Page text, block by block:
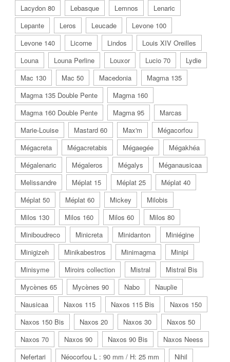
Lacydon 80
Lebasque Lemnos
Lenaric
Lepante
Leros Leucade
Levone 100
Levone 140
Licorne Lindos
Louis XIV Oreilles
Louna
Louna Perline Louxor Lucio 70
Lydie
Mac 130
Mac 50 Macedonia
Magma 135
Magma 135 Double Pente
Magma 160
Magma 160 Double Pente
Magma 95
Marcas
Marie-Louise
Mastard 60 Max'm
Mégacorfou
Mégacreta
Mégacretabis Mégaegée
Mégakhéa
Mégalenaric
Mégaleros Mégalys
Méganausicaa
Melissandre
Méplat 15 Méplat 25
Méplat 40
Méplat 50
Méplat 60 Mickey
Milobis
Milos 130
Milos 160 Milos 60
Milos 80
Miniboudreco
Minicreta Minidanton
Miniégine
Minigizeh
Minikabestros Minimagma
Minipi
Minisyme
Miroirs collection Mistral
Mistral Bis
Mycènes 65
Mycènes 90 Nabo
Nauplie
Nausicaa
Naxos 115 Naxos 115 Bis
Naxos 150
Naxos 150 Bis
Naxos 20 Naxos 30
Naxos 50
Naxos 70
Naxos 90 Naxos 90 Bis
Naxos Neess
Nefertari
Néocorfou L : 90 mm / H: 25 mm
Nihil